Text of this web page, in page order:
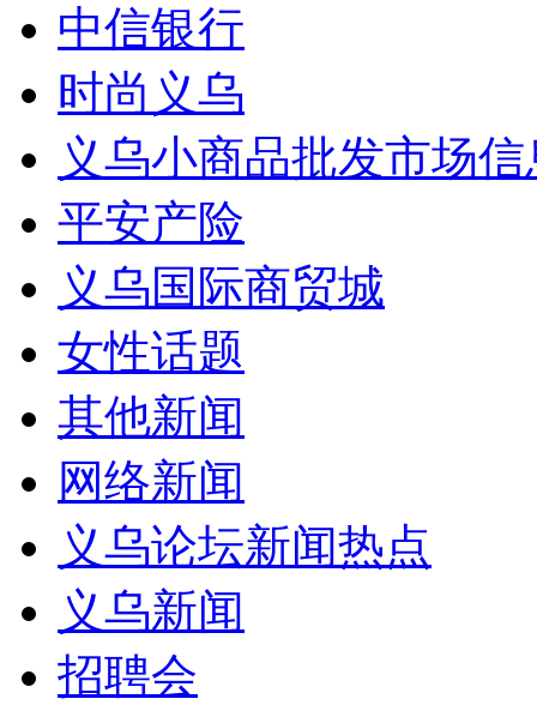
中信银行
时尚义乌
义乌小商品批发市场
平安产险
义乌国际商贸城
女性话题
其他新闻
网络新闻
义乌论坛新闻热点
义乌新闻
招聘会